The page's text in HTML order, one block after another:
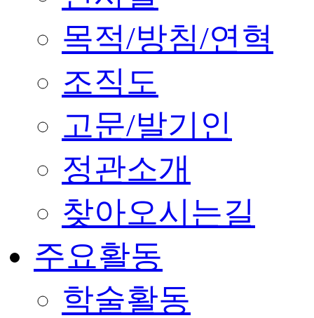
목적/방침/연혁
조직도
고문/발기인
정관소개
찾아오시는길
주요활동
학술활동